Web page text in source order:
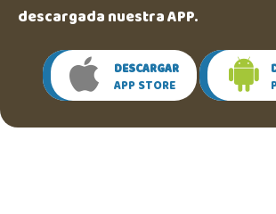
descargada nuestra APP.
DESCARGAR
APP STORE